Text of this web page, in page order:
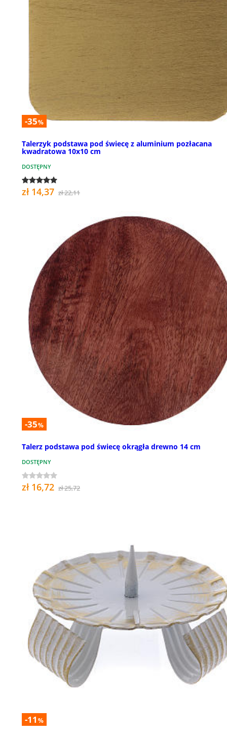
-35%
Talerzyk podstawa pod świecę z aluminium pozłacana
kwadratowa 10x10 cm
DOSTĘPNY
zł 14,37 zł 22,11
-35%
Talerz podstawa pod świecę okrągła drewno 14 cm
DOSTĘPNY
zł 16,72 zł 25,72
-11 %